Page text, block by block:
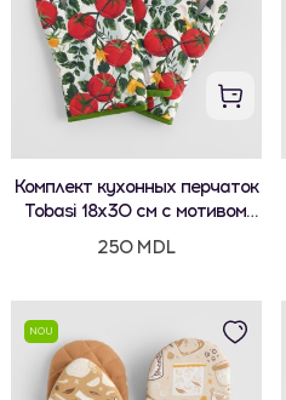
Комплект кухонных перчаток
Tobasi 18x30 см с мотивом
овощей
250 MDL
NOU